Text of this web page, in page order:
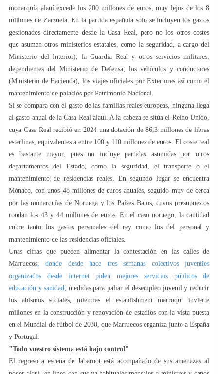
monarquía alauí excede los 200 millones de euros, muy lejos de los 8
millones de Zarzuela. En la partida española solo se incluyen los gastos
gestionados directamente desde la Casa Real, pero no los otros costes
que asumen otros ministerios estatales, como la seguridad, a cargo del
Ministerio del Interior); la Guardia Real y otros servicios militares,
dependientes del Ministerio de Defensa; los vehículos y conductores
(Ministerio de Hacienda), los viajes oficiales por Exteriores así como el
mantenimiento de palacios por Patrimonio Nacional.
Si se compara con el gasto de las familias reales europeas, ninguna llega
al gasto anual de la Casa Real alauí. A la cabeza se sitúa el Reino Unido,
cuya Casa Real recibió en 2024 una dotación de 86,3 millones de libras
esterlinas, equivalentes a entre 100 y 110 millones de euros. El coste real
es bastante mayor, pues no incluye partidas asumidas por otros
departamentos del Estado, como la seguridad, el transporte o el
mantenimiento de residencias reales. En segundo lugar se encuentra
Mónaco, con unos 48 millones de euros anuales, seguido muy de cerca
por las monarquías de Noruega y los Países Bajos, cuyos presupuestos
rondan los 43 y 44 millones de euros. En el caso noruego, la cantidad
cubre tanto los gastos personales del rey como los del personal y
mantenimiento de las residencias oficiales.
Unas cifras que pueden alimentar la contestación en las calles de
Marruecos , donde desde hace tres semanas colectivos juveniles
organizados desde internet piden mejores servicios públicos de
educación y sanidad ; medidas para paliar el desempleo juvenil y reducir
los abismos sociales, mientras el establishment marroquí invierte
millones en la construcción y renovación de estadios con la vista puesta
en el Mundial de fútbol de 2030, que Marruecos organiza junto a España
y Portugal.
"Todo vuestro sistema está bajo control"
El regreso a escena de Jabaroot está acompañado de sus amenazas al